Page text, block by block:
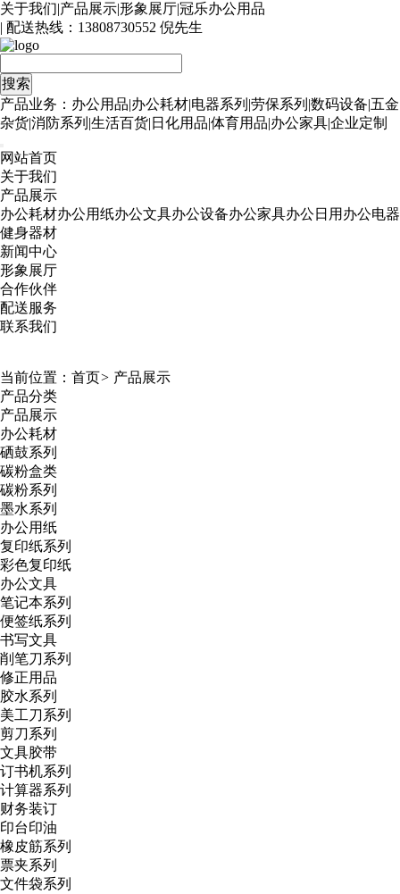
关于我们|产品展示|形象展厅|冠乐办公用品
| 配送热线： 13808730552 倪先生
产品业务：办公用品|办公耗材|电器系列|劳保系列|数码设备|五金
杂货|消防系列|生活百货|日化用品|体育用品|办公家具|企业定制
网站首页
关于我们
产品展示
办公耗材办公用纸办公文具办公设备办公家具办公日用 办公电器
健身器材
新闻中心
形象展厅
合作伙伴
配送服务
联系我们
当前位置： 首页> 产品展示
产品分类
产品展示
办公耗材
硒鼓系列
碳粉盒类
碳粉系列
墨水系列
办公用纸
复印纸系列
彩色复印纸
办公文具
笔记本系列
便签纸系列
书写文具
削笔刀系列
修正用品
胶水系列
美工刀系列
剪刀系列
文具胶带
订书机系列
计算器系列
财务装订
印台印油
橡皮筋系列
票夹系列
文件袋系列